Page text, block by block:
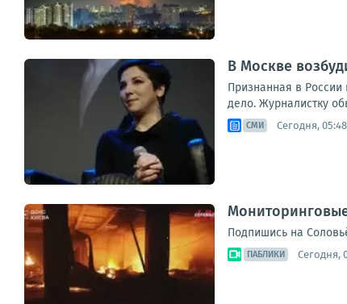
В Москве
Признанная в России
дело. Журналистку
СМИ Сегодня, 05:48
Подпишись на
ПАБЛИКИ Сегодня,